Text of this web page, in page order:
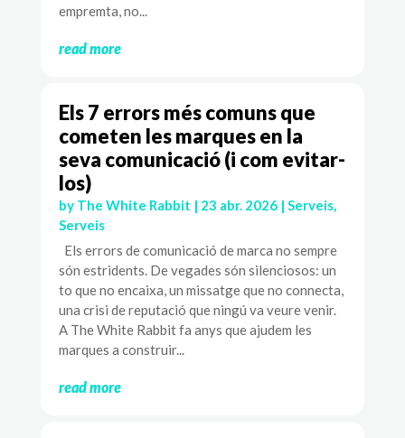
empremta, no...
read more
Els 7 errors més comuns que
cometen les marques en la
seva comunicació (i com evitar-
los)
by The White Rabbit | 23 abr. 2026| Serveis,
Serveis
Els errors de comunicació de marca no sempre
són estridents. De vegades són silenciosos: un
to que no encaixa, un missatge que no connecta,
una crisi de reputació que ningú va veure venir.
A The White Rabbit fa anys que ajudem les
marques a construir...
read more